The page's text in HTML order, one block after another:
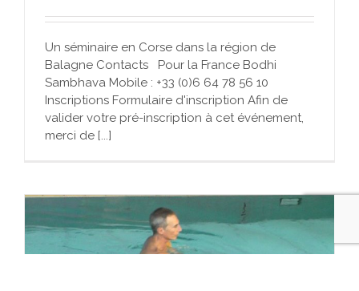
Un séminaire en Corse dans la région de
Balagne Contacts Pour la France Bodhi
Sambhava Mobile : +33 (0)6 64 78 56 10
Inscriptions Formulaire d'inscription Afin de
valider votre pré-inscription à cet événement,
merci de [...]